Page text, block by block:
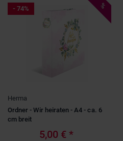
Fußball
(1)
Altersempfehlung
4-6 Jahre(4)
(2)
Kinder
- 74% %
Herma
Ordner - Wir heiraten - A4 - ca. 6
cm breit
5,00 € *